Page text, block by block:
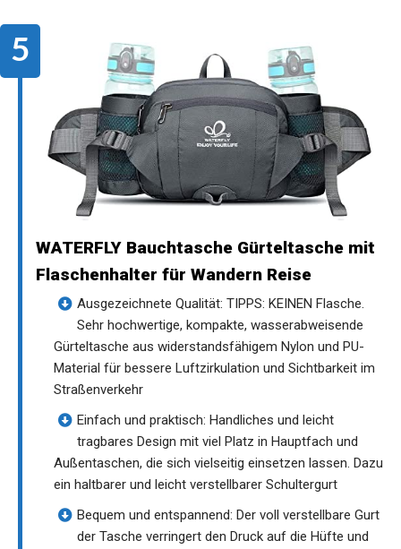
WATERFLY Bauchtasche Gürteltasche mit
Flaschenhalter für Wandern Reise
Ausgezeichnete Qualität: TIPPS: KEINEN Flasche.
Sehr hochwertige, kompakte, wasserabweisende
Gürteltasche aus widerstandsfähigem Nylon und PU-
Material für bessere Luftzirkulation und Sichtbarkeit im
Straßenverkehr
Einfach und praktisch: Handliches und leicht
tragbares Design mit viel Platz in Hauptfach und
Außentaschen, die sich vielseitig einsetzen lassen. Dazu
ein haltbarer und leicht verstellbarer Schultergurt
Bequem und entspannend: Der voll verstellbare Gurt
der Tasche verringert den Druck auf die Hüfte und